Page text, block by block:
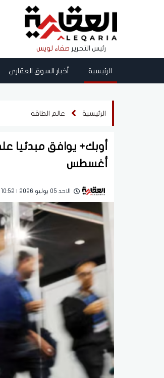
رئيس التحرير صفاء لويس
الرئيسية أخبار السوق العقاري
الرئيسية عالم الطاقة
أغسطس
الاحد 05 يوليو 2026 | 10:52 صباحاً